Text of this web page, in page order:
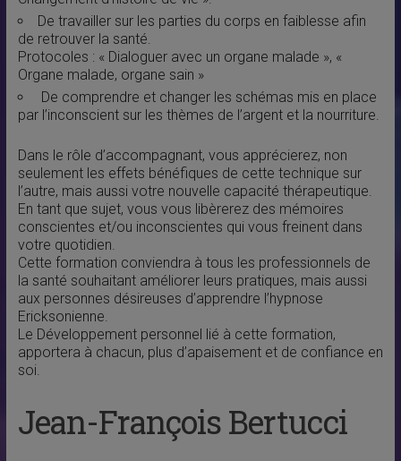
De travailler sur les parties du corps en faiblesse afin
de retrouver la santé.
Protocoles : « Dialoguer avec un organe malade », «
Organe malade, organe sain »
De comprendre et changer les schémas mis en place
par l’inconscient sur les thèmes de l’argent et la nourriture.
Dans le rôle d’accompagnant, vous apprécierez, non
seulement les effets bénéfiques de cette technique sur
l’autre, mais aussi votre nouvelle capacité thérapeutique.
En tant que sujet, vous vous libèrerez des mémoires
conscientes et/ou inconscientes qui vous freinent dans
votre quotidien.
Cette formation conviendra à tous les professionnels de
la santé souhaitant améliorer leurs pratiques, mais aussi
aux personnes désireuses d’apprendre l’hypnose
Ericksonienne.
Le Développement personnel lié à cette formation,
apportera à chacun, plus d’apaisement et de confiance en
soi.
Jean-François Bertucci